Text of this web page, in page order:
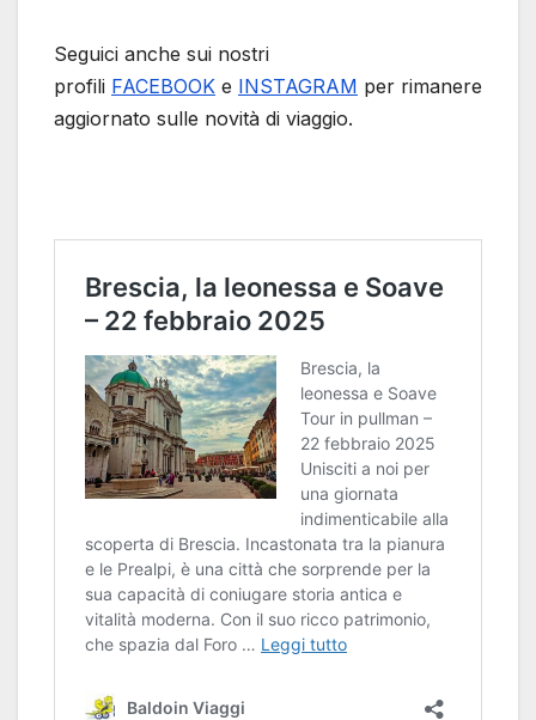
Seguici anche sui nostri
profili FACEBOOK e INSTAGRAM per rimanere
aggiornato sulle novità di viaggio.